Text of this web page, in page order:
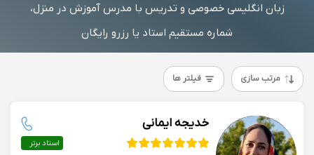
زبان انگلیسی خصوصی و تدریس با مدرس آموزش در منزل،
شماره مستقیم استاد یا رزرو رایگان
مرتب سازی فیلتر ها
خدیجه ایمانی
استاد برتر